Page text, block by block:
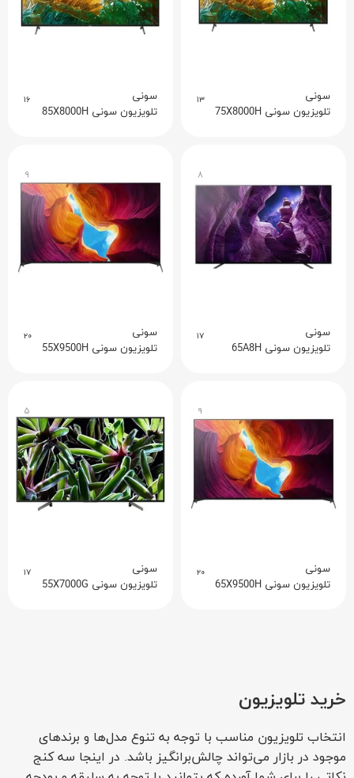
سونی ۱۳
تلویزیون سونی 75X8000H
سونی ۱۶
تلویزیون سونی 85X8000H
۸
سونی ۱۷
تلویزیون سونی 65A8H
۹
سونی ۲۰
تلویزیون سونی 55X9500H
۹
سونی ۲۰
تلویزیون سونی 65X9500H
۵
سونی ۱۷
تلویزیون سونی 55X7000G
خرید تلویزیون
انتخاب تلویزیون مناسب با توجه به تنوع مدل‌ها و برندهای
موجود در بازار می‌تواند چالش‌برانگیز باشد. در اینجا سه کنج